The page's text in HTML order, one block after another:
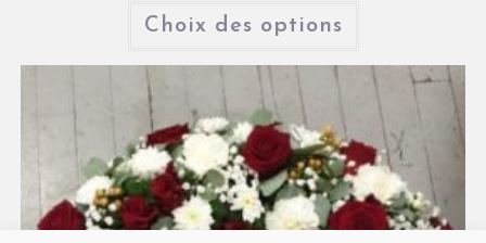
Choix des options